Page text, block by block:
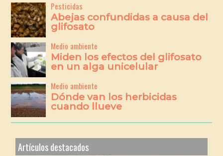
Pesticidas
Abejas confundidas a causa del
glifosato
Medio ambiente
Miden los efectos del glifosato
en un alga unicelular
Medio ambiente
Dónde van los herbicidas
cuando llueve
Artículos destacados